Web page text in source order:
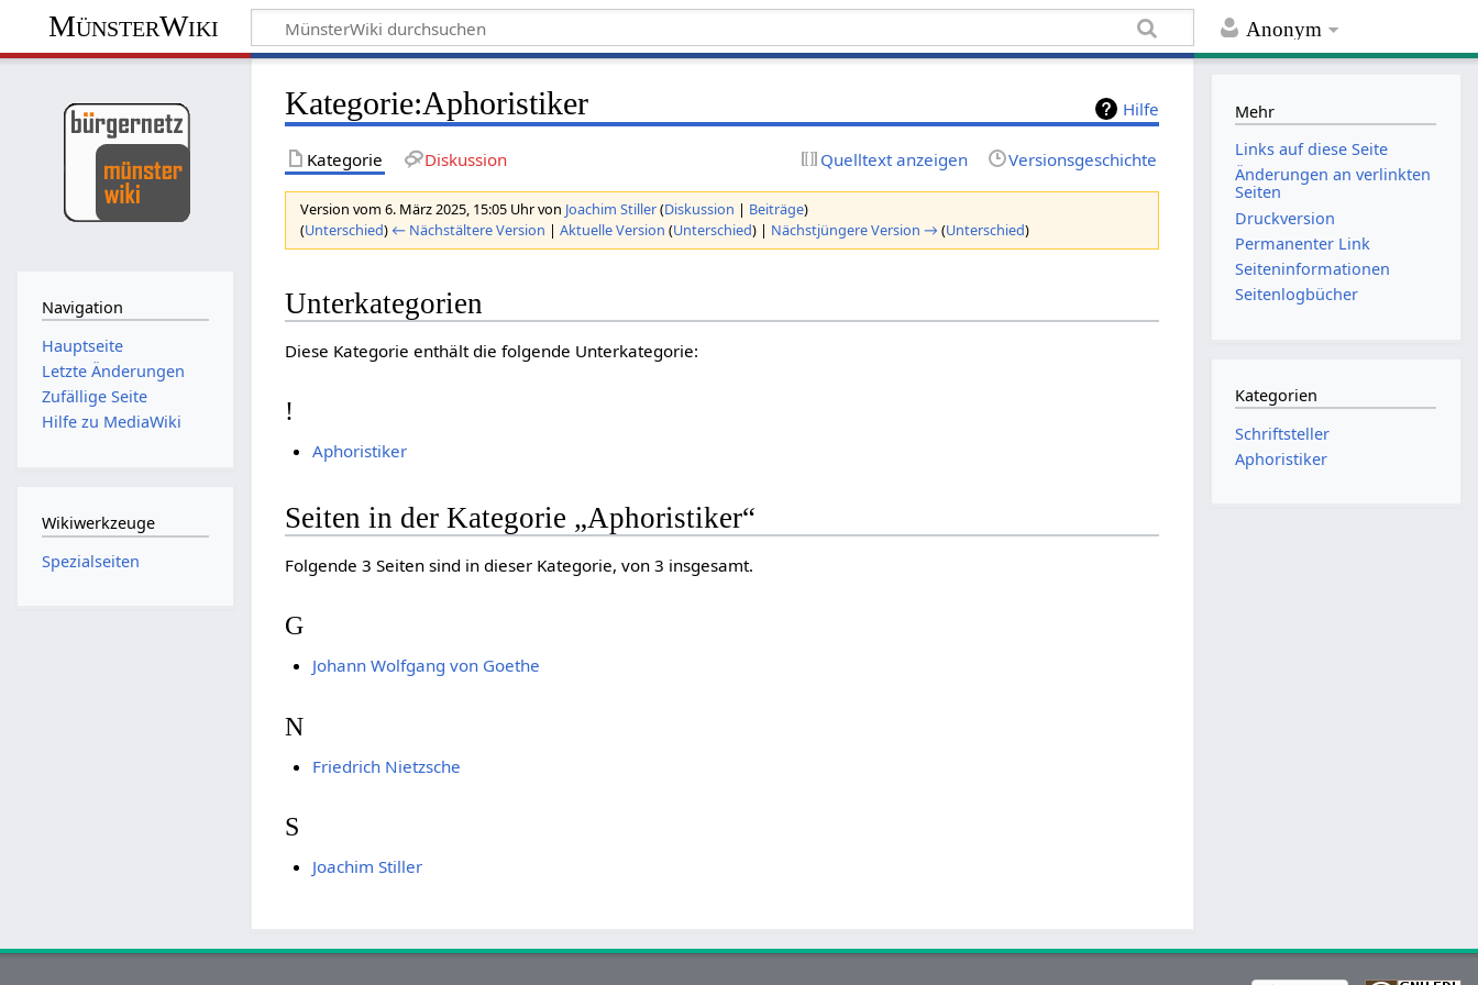
Anonym
MünsterWiki
Hilfe
Kategorie:Aphoristiker
Kategorie Diskussion Quelltext anzeigen Versionsgeschichte
Version vom 6. März 2025, 15:05 Uhr von Joachim Stiller(Diskussion | Beiträge)
(Unterschied) ← Nächstältere Version |Aktuelle Version (Unterschied) | Nächstjüngere Version → (Unterschied)
Unterkategorien
Diese Kategorie enthält die folgende Unterkategorie:
!
Aphoristiker
Seiten in der Kategorie „Aphoristiker“
Folgende 3 Seiten sind in dieser Kategorie, von 3 insgesamt.
G
Johann Wolfgang von Goethe
N
Friedrich Nietzsche
S
Joachim Stiller
Navigation
Hauptseite
Letzte Änderungen
Zufällige Seite
Hilfe zu MediaWiki
Wikiwerkzeuge
Spezialseiten
Mehr
Links auf diese Seite
Änderungen an verlinkten
Seiten
Druckversion
Permanenter Link
Seiten­informationen
Seitenlogbücher
Kategorien
Schriftsteller
Aphoristiker